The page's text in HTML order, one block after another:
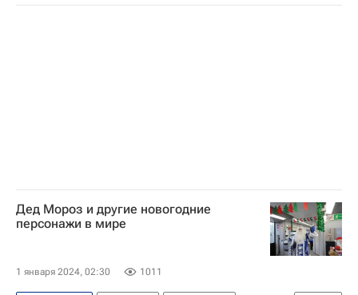
Финляндия
Владимир Путин
НАТО
Дед Мороз и другие новогодние
персонажи в мире
1 января 2024, 02:30 1011